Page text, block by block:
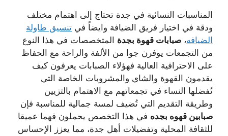
المناسبات النسائية في جدة تحتاج إلى اهتمام مختلف
ودقة في اختيار فريق الضيافة وايضاً في تنسيق طاولة
الضيافه، صبابات قهوة بجدة المتخصصات في هذا النوع
من التجمعات يوفرن جوا من الألفة والراحة مع الحفاظ
على الاحترافية العالية فهؤلاء الصبابات يعرفون كيف
يقدمون القهوة والشاي والمشروبات الخاصة التي
تُفضلها النساء في تجمعاتهم مع الاهتمام بالتزيين
وطريقة التقديم التي تُضيف لمسة جمالية للمناسبة فإن
صبابين قهوه بجده في هذا التخصص يحملون فهما عميقا
للثقافة المحلية وتفضيلات أهل جدة، مما يعزز الإحساس